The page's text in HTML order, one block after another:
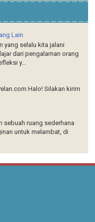
Lain
yang selalu kita jalani
dari pengalaman orang
y...
Halo! Silakan kirim
sebuah ruang sederhana
untuk melambat, di